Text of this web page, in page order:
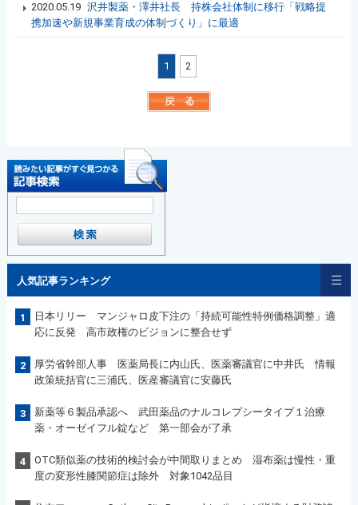
2020.05.19 沢井製薬・澤井社長 持株会社体制に移行「戦略提
携加速や新規事業育成の体制づくり」に最適
1 2
人気記事ランキング
1
日本リリー マンジャロ皮下注の「持続可能性特例価格調整」適
応に反発 高市政権のビジョンに整合せず
2
厚労省幹部人事 医薬局長に内山氏、医薬審議官に中井氏 情報
政策統括官に三浦氏、医産審議官に安藤氏
3
新薬等６製品承認へ 武田薬品のナルコレプシータイプ１治療
薬・オーゼイフル錠など 第一部会が了承
4
OTC類似薬の技術的検討会が中間取りまとめ 湿布薬は慢性・重
度の変形性膝関節症は除外 対象1042品目